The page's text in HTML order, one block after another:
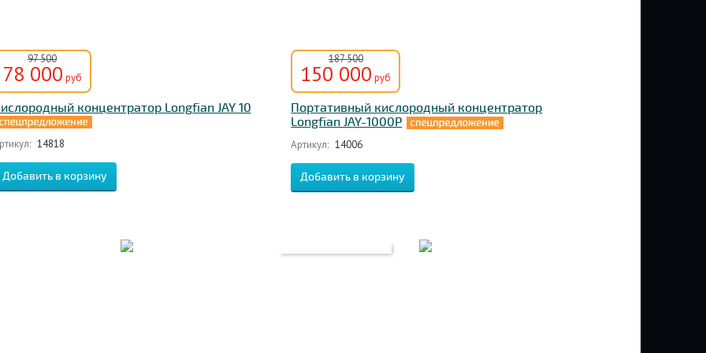
97 500
78 000 руб
концентратор Longfian JAY 10
14818
187 500
150 000 руб
Портативный кислородный концентратор
Longfian JAY-1000P
Артикул: 14006